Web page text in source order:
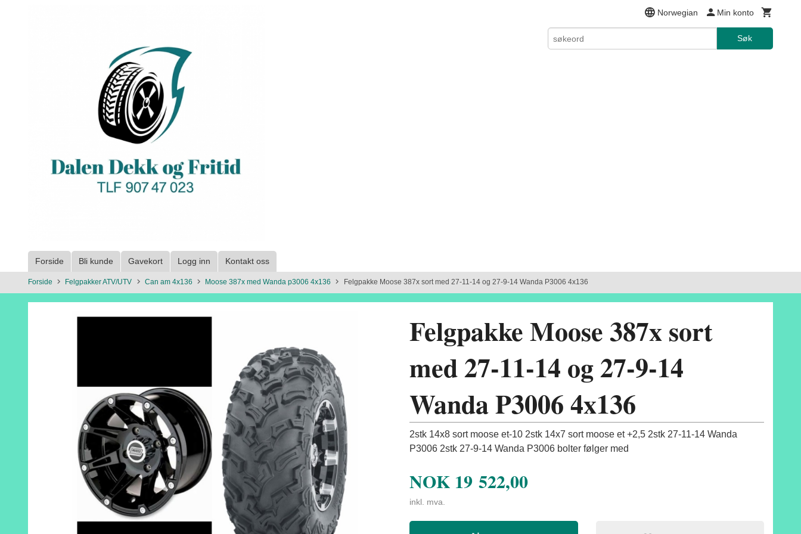
Norwegian Min konto
Søk
Forside Bli kunde Gavekort Logg inn Kontakt oss
Forside Felgpakker ATV/UTV Can am 4x136 Moose 387x med Wanda p3006 4x136 Felgpakke Moose 387x sort med 27-11-14 og 27-9-14 Wanda P3006 4x136
Felgpakke Moose 387x sort
med 27-11-14 og 27-9-14
Wanda P3006 4x136
2stk 14x8 sort moose et-10 2stk 14x7 sort moose et +2,5 2stk 27-11-14 Wanda
P3006 2stk 27-9-14 Wanda P3006 bolter følger med
NOK 19 522,00
inkl. mva.